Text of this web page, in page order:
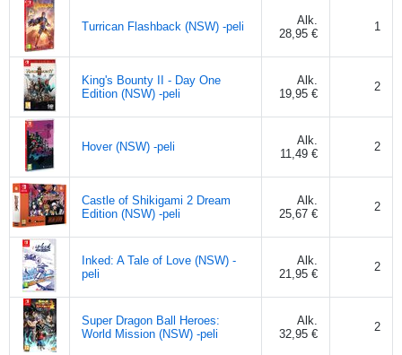
Turrican Flashback (NSW) -peli
Alk.
28,95 €
1
King's Bounty II - Day One
Edition (NSW) -peli
Alk.
19,95 €
2
Hover (NSW) -peli
Alk.
11,49 €
2
Castle of Shikigami 2 Dream
Edition (NSW) -peli
Alk.
25,67 €
2
Inked: A Tale of Love (NSW) -
peli
Alk.
21,95 €
2
Super Dragon Ball Heroes:
World Mission (NSW) -peli
Alk.
32,95 €
2